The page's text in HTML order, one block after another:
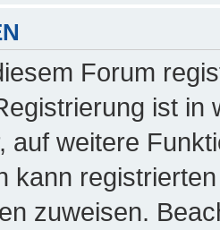
Forum
ist in
auf weitere
kann
zuweisen.